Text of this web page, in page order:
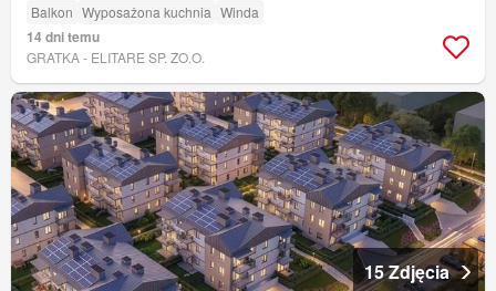
Balkon Wyposażona kuchnia Winda
14 dni temu
GRATKA - ELITARE SP. ZO.O.
15 Zdjęcia